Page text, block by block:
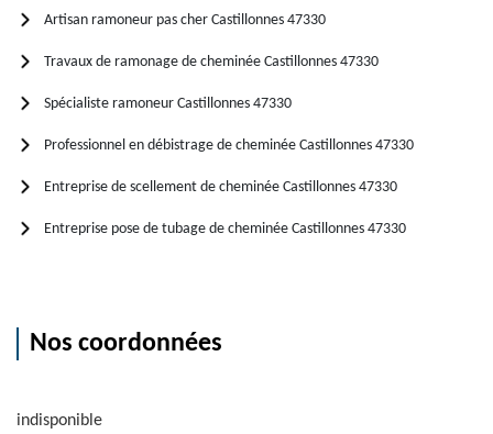
Artisan ramoneur pas cher Castillonnes 47330
Travaux de ramonage de cheminée Castillonnes 47330
Spécialiste ramoneur Castillonnes 47330
Professionnel en débistrage de cheminée Castillonnes 47330
Entreprise de scellement de cheminée Castillonnes 47330
Entreprise pose de tubage de cheminée Castillonnes 47330
Nos coordonnées
indisponible